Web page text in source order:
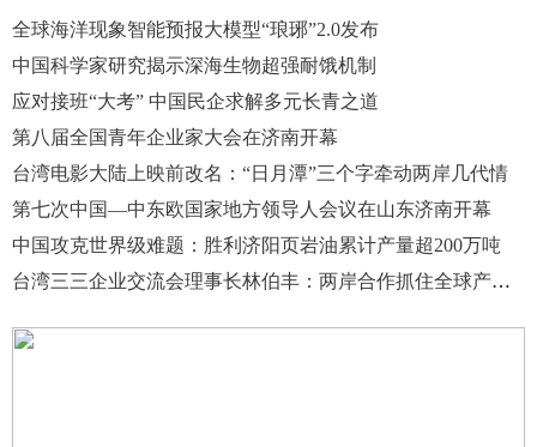
全球海洋现象智能预报大模型“琅琊”2.0发布
中国科学家研究揭示深海生物超强耐饿机制
应对接班“大考” 中国民企求解多元长青之道
第八届全国青年企业家大会在济南开幕
台湾电影大陆上映前改名：“日月潭”三个字牵动两岸几代情
第七次中国—中东欧国家地方领导人会议在山东济南开幕
中国攻克世界级难题：胜利济阳页岩油累计产量超200万吨
台湾三三企业交流会理事长林伯丰：两岸合作抓住全球产业变革机遇